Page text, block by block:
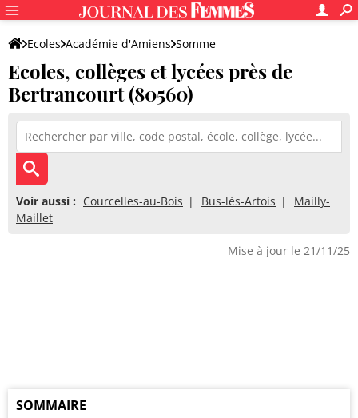
Ecoles Académie d'Amiens Somme
Ecoles, collèges et lycées près de
Bertrancourt (80560)
Voir aussi : Courcelles-au-Bois Bus-lès-Artois
Mailly-
Maillet
Mise à jour le 21/11/25
SOMMAIRE